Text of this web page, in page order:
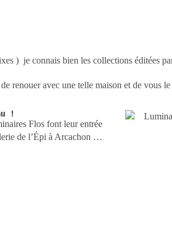
) je connais bien les collections éditées
renouer avec une telle maison et de vous le
!
Flos font leur entrée
de l’Épi à Arcachon …